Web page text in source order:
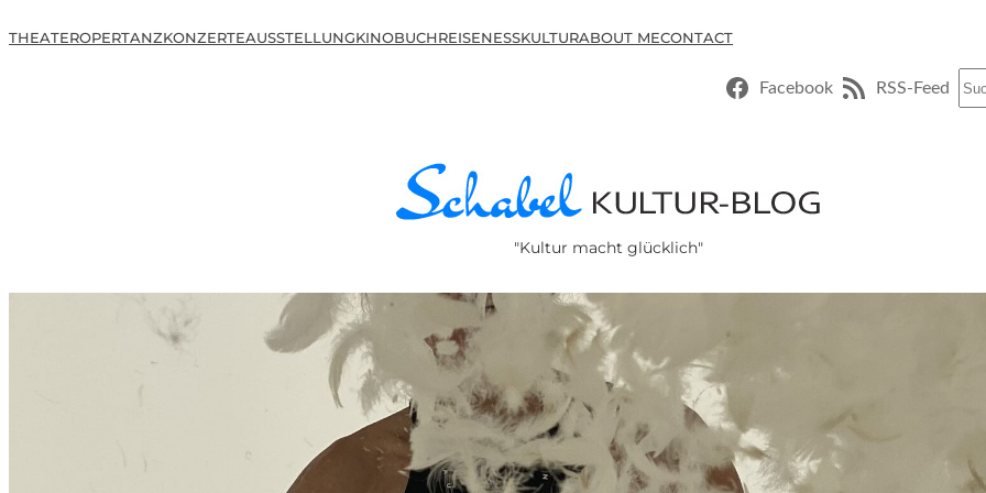
THEATEROPERTANZKONZERTEAUSSTELLUNGKINOBUCHREISENESSKULTURABOUT MECONTACT
Facebook RSS-Feed
"Kultur macht glücklich"